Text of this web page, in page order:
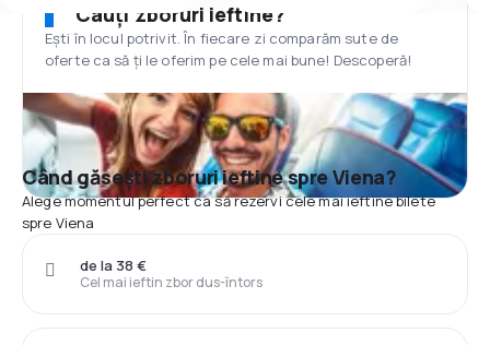
Cauți zboruri ieftine?
Ești în locul potrivit. În fiecare zi comparăm sute de
oferte ca să ți le oferim pe cele mai bune! Descoperă!
Când găsești zboruri ieftine spre Viena?
Alege momentul perfect ca să rezervi cele mai ieftine bilete
spre Viena
Cel mai ieftin zbor dus-întors
de la 38 €